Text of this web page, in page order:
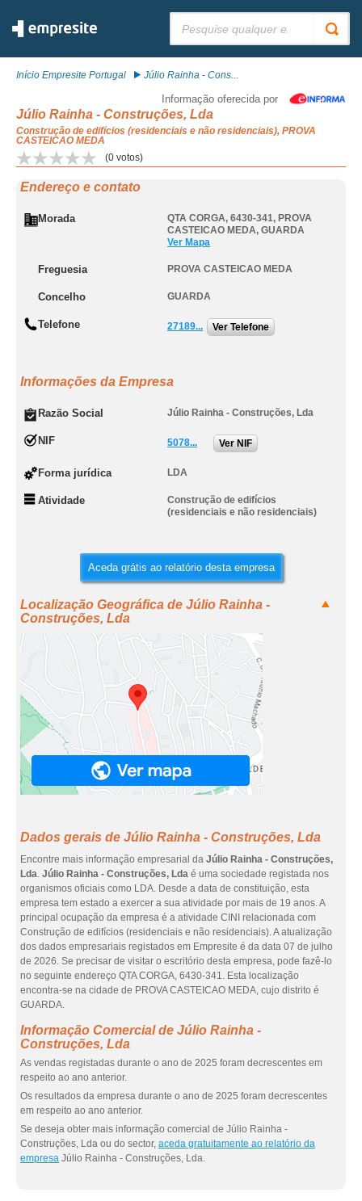
Início Empresite Portugal Júlio Rainha - Cons...
Informação oferecida por
Júlio Rainha - Construções, Lda
Construção de edifícios (residenciais e não residenciais), PROVA
CASTEICAO MEDA
(0 votos)
Endereço e contato
Morada QTA CORGA, 6430-341, PROVA
CASTEICAO MEDA, GUARDA
Ver Mapa
Freguesia PROVA CASTEICAO MEDA
Concelho GUARDA
Telefone 27189... Ver Telefone
Informações da Empresa
Razão Social Júlio Rainha - Construções, Lda
NIF 5078... Ver NIF
Forma jurídica LDA
Atividade
Construção de edifícios
(residenciais e não residenciais)
Aceda grátis ao relatório desta empresa
Localização Geográfica de Júlio Rainha -
Construções, Lda
Dados gerais de Júlio Rainha - Construções, Lda
Encontre mais informação empresarial da Júlio Rainha - Construções,
Lda. Júlio Rainha - Construções, Lda é uma sociedade registada nos
organismos oficiais como LDA. Desde a data de constituição, esta
empresa tem estado a exercer a sua atividade por mais de 19 anos. A
principal ocupação da empresa é a atividade CINI relacionada com
Construção de edifícios (residenciais e não residenciais). A atualização
dos dados empresariais registados em Empresite é da data 07 de julho
de 2026. Se precisar de visitar o escritório desta empresa, pode fazê-lo
no seguinte endereço QTA CORGA, 6430-341. Esta localização
encontra-se na cidade de PROVA CASTEICAO MEDA, cujo distrito é
GUARDA.
Informação Comercial de Júlio Rainha -
Construções, Lda
As vendas registadas durante o ano de 2025 foram decrescentes em
respeito ao ano anterior.
Os resultados da empresa durante o ano de 2025 foram decrescentes
em respeito ao ano anterior.
Se deseja obter mais informação comercial de Júlio Rainha -
Construções, Lda ou do sector, aceda gratuitamente ao relatório da
empresa Júlio Rainha - Construções, Lda.